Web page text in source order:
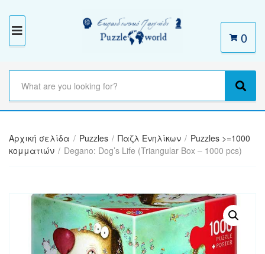
M
N
U
a
t
g
o
S
a
r
h
t
S
e
a
c
h
0
Αρχική σελίδα / Puzzles / Παζλ Ενηλίκων / Puzzles >=1000
κομματιών / Degano: Dog’s Life (Triangular Box – 1000 pcs)